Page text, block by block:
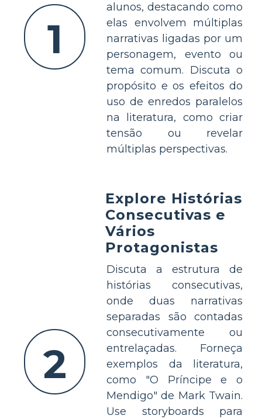
1
alunos, destacando como
elas envolvem múltiplas
narrativas ligadas por um
personagem, evento ou
tema comum. Discuta o
propósito e os efeitos do
uso de enredos paralelos
na literatura, como criar
tensão ou revelar
múltiplas perspectivas.
2
Explore Histórias
Consecutivas e
Vários
Protagonistas
Discuta a estrutura de
histórias consecutivas,
onde duas narrativas
separadas são contadas
consecutivamente ou
entrelaçadas. Forneça
exemplos da literatura,
como "O Príncipe e o
Mendigo" de Mark Twain.
Use storyboards para